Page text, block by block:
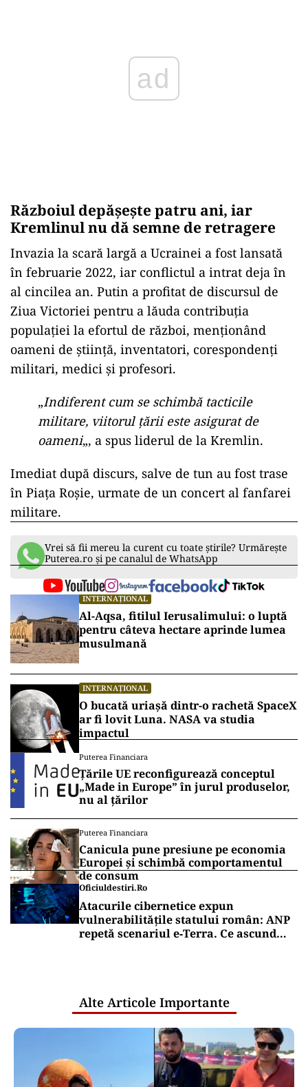
ad
Războiul depășește patru ani, iar
Kremlinul nu dă semne de retragere
Invazia la scară largă a Ucrainei a fost lansată
în februarie 2022, iar conflictul a intrat deja în
al cincilea an. Putin a profitat de discursul de
Ziua Victoriei pentru a lăuda contribuția
populației la efortul de război, menționând
oameni de știință, inventatori, corespondenți
militari, medici și profesori.
„Indiferent cum se schimbă tacticile
militare, viitorul țării este asigurat de
oameni„, a spus liderul de la Kremlin.
Imediat după discurs, salve de tun au fost trase
în Piața Roșie, urmate de un concert al fanfarei
militare.
Vrei să fii mereu la curent cu toate știrile? Urmărește
Puterea.ro și pe canalul de WhatsApp
INTERNAȚIONAL
Al-Aqsa, fitilul Ierusalimului: o luptă
pentru câteva hectare aprinde lumea
musulmană
INTERNAȚIONAL
O bucată uriașă dintr-o rachetă SpaceX
ar fi lovit Luna. NASA va studia
impactul
Puterea Financiara
Țările UE reconfigurează conceptul
„Made in Europe” în jurul produselor,
nu al țărilor
Puterea Financiara
Canicula pune presiune pe economia
Europei și schimbă comportamentul
de consum
Oficiuldestiri.ro
Atacurile cibernetice expun
vulnerabilitățile statului român: ANP
repetă scenariul e‑Terra. Ce ascund
Alte Articole Importante